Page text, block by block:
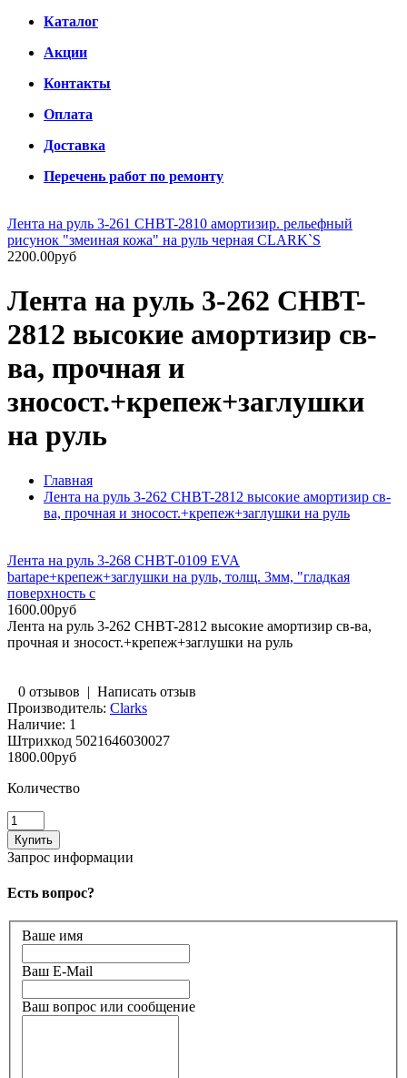
Каталог
Акции
Контакты
Оплата
Доставка
Перечень работ по ремонту
Лента на руль 3-261 CHBT-2810 амортизир. рельефный
рисунок "змеиная кожа" на руль черная CLARK`S
2200.00руб
Лента на руль 3-262 CHBT-
2812 высокие амортизир св-
ва, прочная и
зносост.+крепеж+заглушки
на руль
Главная
Лента на руль 3-262 CHBT-2812 высокие амортизир св-
ва, прочная и зносост.+крепеж+заглушки на руль
Лента на руль 3-268 CHBT-0109 EVA
bartape+крепеж+заглушки на руль, толщ. 3мм, "гладкая
поверхность с
1600.00руб
Лента на руль 3-262 CHBT-2812 высокие амортизир св-ва,
прочная и зносост.+крепеж+заглушки на руль
0 отзывов | Написать отзыв
Производитель: Clarks
Наличие: 1
Штрихкод 5021646030027
1800.00руб
Количество
Запрос информации
Есть вопрос?
Ваше имя
Ваш E-Mail
Ваш вопрос или сообщение